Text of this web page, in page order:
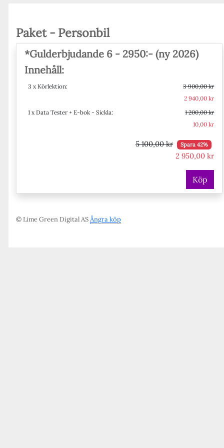
Paket - Personbil
*Gulderbjudande 6 - 2950:- (ny 2026)
Innehåll:
3 x Körlektion:
3 900,00 kr
2 940,00 kr
1 x Data Tester + E-bok - Sickla:
1 200,00 kr
10,00 kr
5 100,00 kr Spara 42%
2 950,00 kr
Köp
© Lime Green Digital ASÅngra köp